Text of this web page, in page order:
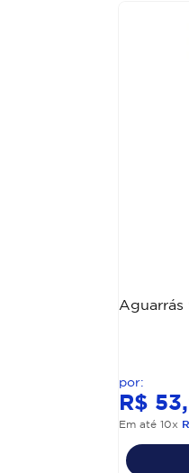
Aguarrás
R$ 53,
Em até10x